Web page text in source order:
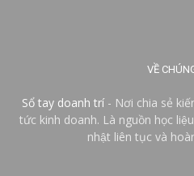
VỀ
Sổ tay doanh trí - Nơi chia sẻ
tức kinh doanh. Là nguồn học
nhật liên tục và